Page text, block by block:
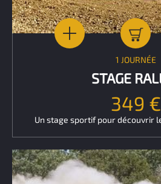
1 JOURNÉE
STAGE
349 €
Un stage sportif pour découvrir